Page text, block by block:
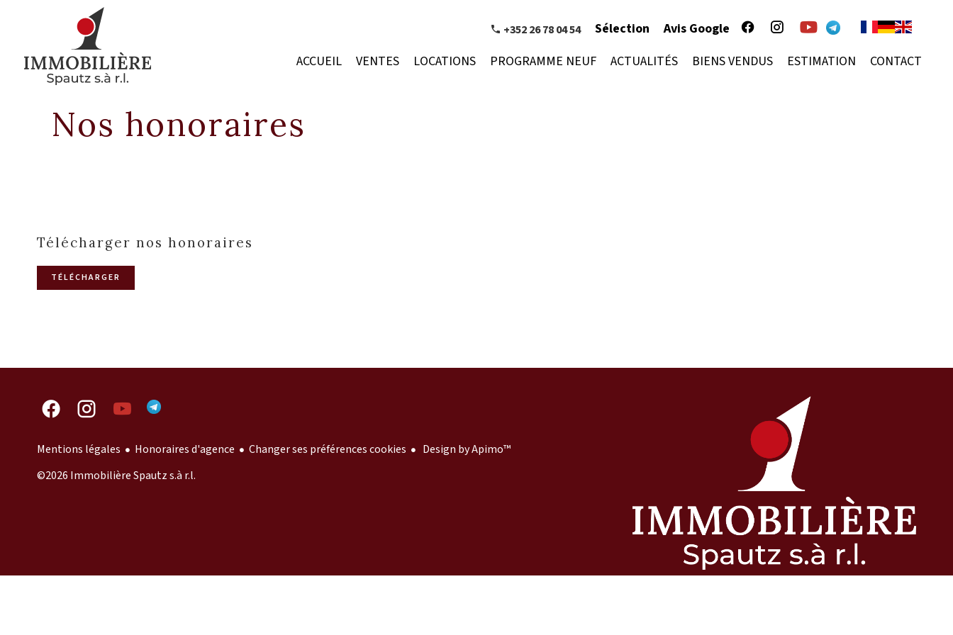
+352 26 78 04 54 Sélection
Avis Google
ACCUEIL
VENTES LOCATIONS PROGRAMME NEUF ACTUALITÉS BIENS VENDUS ESTIMATION CONTACT
Nos honoraires
Télécharger nos honoraires
TÉLÉCHARGER
Mentions légales Honoraires d'agence Changer ses préférences cookies Design byApimo™
©2026 Immobilière Spautz s.à r.l.